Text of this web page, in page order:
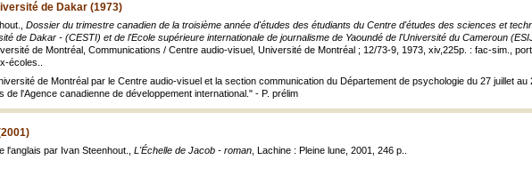
de Dakar (1973)
Dossier du trimestre canadien de la troisième année d'études des étudiants du Centre d'études des sciences et
de Dakar - (CESTI) et de l'Ecole supérieure internationale de journalisme de Yaoundé de l'Université du Cameroun
de Montréal, Communications / Centre audio-visuel, Université de Montréal ; 12/73-9, 1973, xiv,225p. : fac-sim.,
écoles..
de Montréal par le Centre audio-visuel et la section communication du Département de psychologie du 27 juillet au
de l'Agence canadienne de développement international." - P. prélim
l'anglais par Ivan Steenhout., L'Échelle de Jacob - roman , Lachine : Pleine lune, 2001, 246 p..